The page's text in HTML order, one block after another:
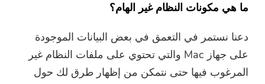
ما هي مكونات النظام غير الهام؟
دعنا نستمر في التعمق في بعض البيانات الموجودة
على جهاز Mac والتي تحتوي على ملفات النظام غير
المرغوب فيها حتى نتمكن من إظهار طرق لك حول